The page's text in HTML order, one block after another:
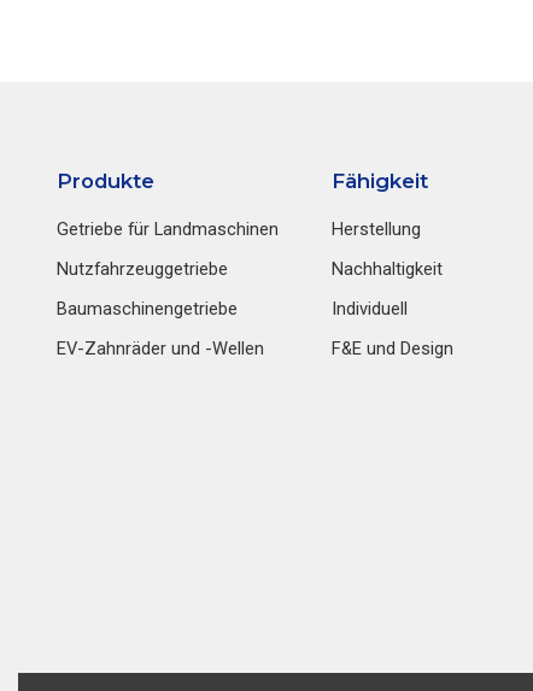
Produkte
Getriebe für Landmaschinen
Nutzfahrzeuggetriebe
Baumaschinengetriebe
EV-Zahnräder und -Wellen
Fähigkeit
Herstellung
Nachhaltigkeit
Individuell
F&E und Design